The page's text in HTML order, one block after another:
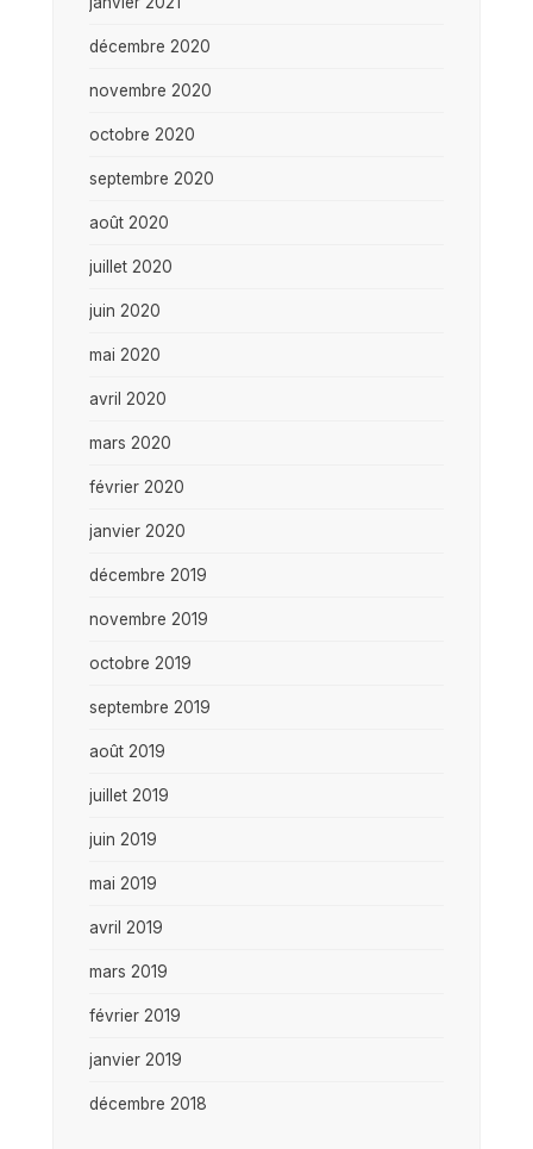
décembre 2020
novembre 2020
octobre 2020
septembre 2020
août 2020
juillet 2020
juin 2020
mai 2020
avril 2020
mars 2020
février 2020
janvier 2020
décembre 2019
novembre 2019
octobre 2019
septembre 2019
août 2019
juillet 2019
juin 2019
mai 2019
avril 2019
mars 2019
février 2019
janvier 2019
décembre 2018